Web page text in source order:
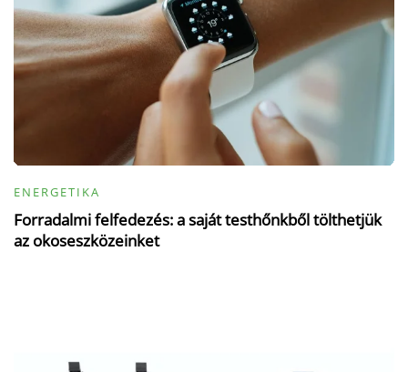
ENERGETIKA
Forradalmi felfedezés: a saját testhőnkből tölthetjük
az okoseszközeinket